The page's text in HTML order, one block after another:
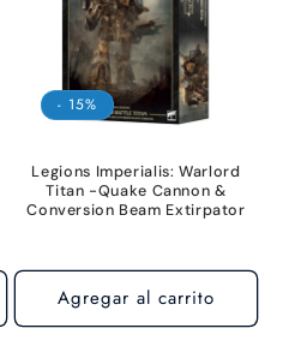
- 15%
Legions Imperialis: Warlord
Titan -Quake Cannon &
Conversion Beam Extirpator
Agregar al carrito